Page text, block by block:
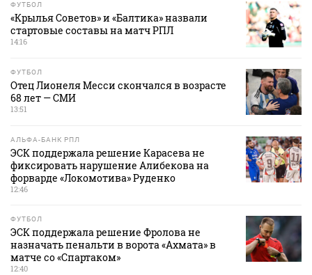
ФУТБОЛ
«Крылья Советов» и «Балтика» назвали
стартовые составы на матч РПЛ
14:16
ФУТБОЛ
Отец Лионеля Месси скончался в возрасте
68 лет — СМИ
13:51
АЛЬФА-БАНК РПЛ
ЭСК поддержала решение Карасева не
фиксировать нарушение Алибекова на
форварде «Локомотива» Руденко
12:46
ФУТБОЛ
ЭСК поддержала решение Фролова не
назначать пенальти в ворота «Ахмата» в
матче со «Спартаком»
12:40